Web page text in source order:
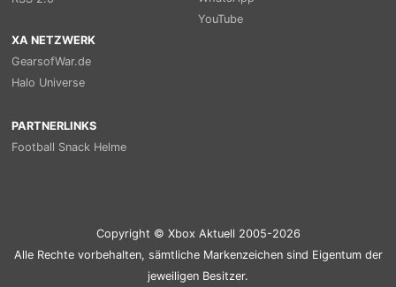
YouTube
XA NETZWERK
GearsofWar.de
Halo Universe
PARTNERLINKS
Football Snack Helme
Copyright © Xbox Aktuell 2005-2026
Alle Rechte vorbehalten, sämtliche Markenzeichen sind Eigentum der
jeweiligen Besitzer.